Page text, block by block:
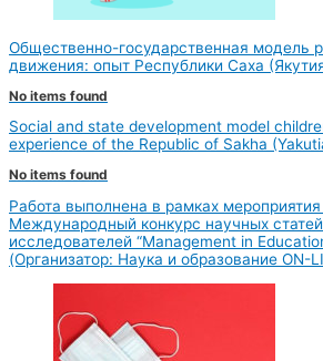
Общественно-государственная модель
движения: опыт Республики Саха
No items found
Social and state development model
experience of the Republic of Sakha
No items found
Работа выполнена в рамках
Международный конкурс научных
исследователей “Management in
(Организатор: Наука и образование ON-